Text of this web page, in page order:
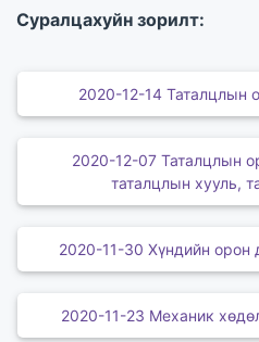
Суралцахуйн зорилт:
2020-12-14 Таталцлын
2020-12-07 Таталцлын
таталцлын хууль,
2020-11-30 Хүндийн орон
2020-11-23 Механик